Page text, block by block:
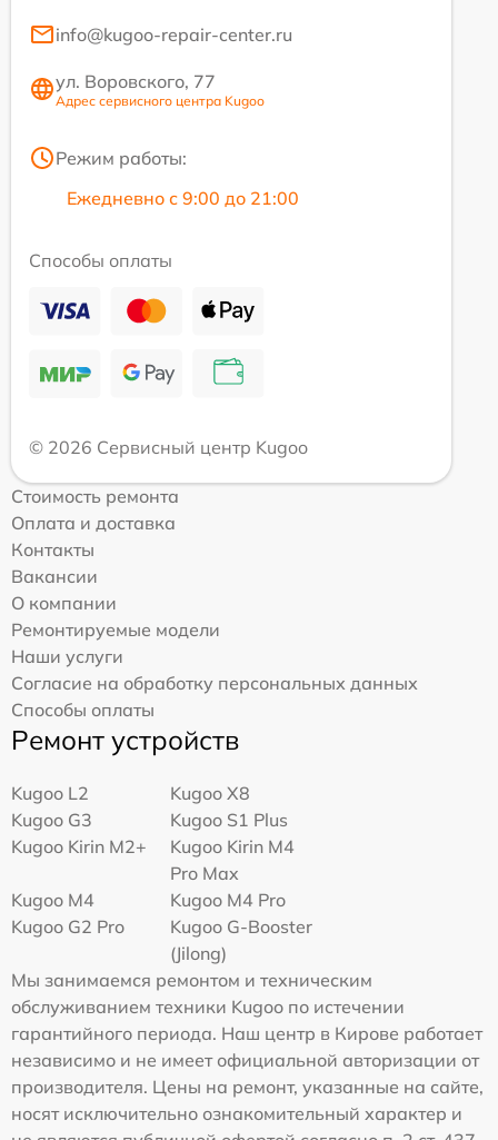
info@kugoo-repair-center.ru
ул. Воровского, 77
Адрес сервисного центра Kugoo
Режим работы:
Ежедневно с 9:00 до 21:00
Способы оплаты
© 2026 Сервисный центр Kugoo
Стоимость ремонта
Оплата и доставка
Контакты
Вакансии
О компании
Ремонтируемые модели
Наши услуги
Согласие на обработку персональных данных
Способы оплаты
Ремонт устройств
Kugoo L2
Kugoo X8
Kugoo G3
Kugoo S1 Plus
Kugoo Kirin M2+
Kugoo Kirin M4
Pro Max
Kugoo M4
Kugoo M4 Pro
Kugoo G2 Pro
Kugoo G-Booster
(Jilong)
Мы занимаемся ремонтом и техническим
обслуживанием техники Kugoo по истечении
гарантийного периода. Наш центр в Кирове работает
независимо и не имеет официальной авторизации от
производителя. Цены на ремонт, указанные на сайте,
носят исключительно ознакомительный характер и